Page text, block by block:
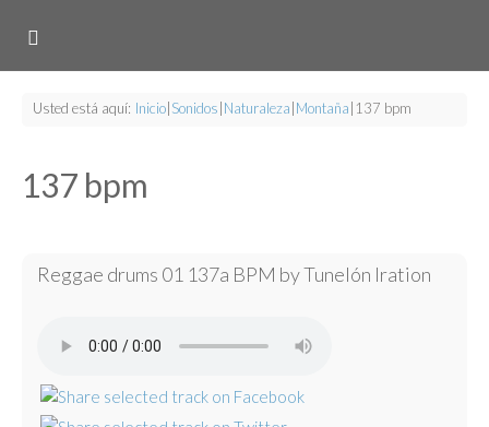
Usted está aquí: Inicio Sonidos Naturaleza Montaña 137 bpm
137 bpm
Reggae drums 01 137a BPM by Tunelón Iration